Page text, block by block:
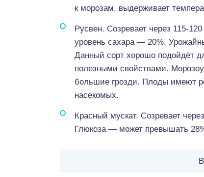
к морозам, выдерживает
Русвен. Созревает через 115-
уровень сахара — 20%.
Данный сорт хорошо подойдёт
полезными свойствами.
большие грозди. Плоды имеют
насекомых.
Красный мускат. Созревает
Глюкоза — может превышать